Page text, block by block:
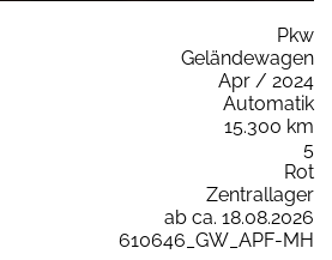
Pkw
Geländewagen
Apr / 2024
Automatik
15.300 km
5
Rot
Zentrallager
ab ca. 18.08.2026
610646_GW_APF-MH